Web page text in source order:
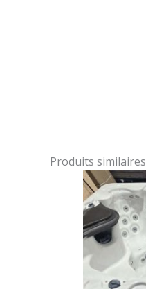
Produits similaires